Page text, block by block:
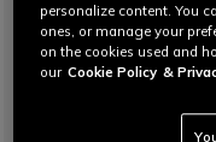
personalize content. You
ones, or manage your
on the cookies used and
our Cookie Policy &